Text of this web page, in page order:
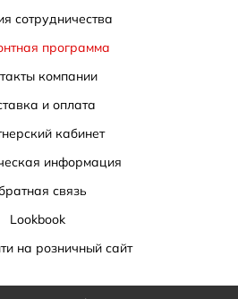
сотрудничества
программа
компании
и оплата
кабинет
информация
связь
Lookbook
на розничный сайт
конфиденциальности